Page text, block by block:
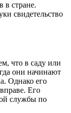
в стране.
свидетельство
что в саду или
они начинают
Однако его
Его
службы по